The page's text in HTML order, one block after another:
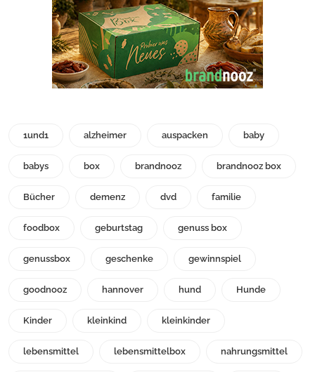
1und1 alzheimer auspacken baby
babys box brandnooz brandnooz box
Bücher demenz dvd familie
foodbox geburtstag genuss box
genussbox geschenke gewinnspiel
goodnooz hannover hund Hunde
Kinder kleinkind kleinkinder
lebensmittel lebensmittelbox nahrungsmittel